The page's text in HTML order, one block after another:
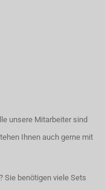
unsere Mitarbeiter sind
Ihnen auch gerne mit
Sie benötigen viele Sets